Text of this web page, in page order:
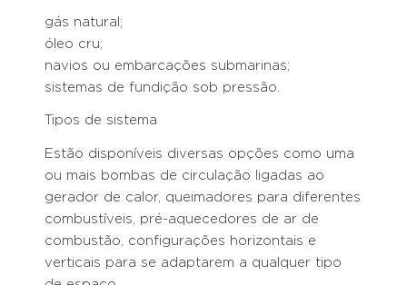
gás natural;
óleo cru;
navios ou embarcações submarinas;
sistemas de fundição sob pressão.
Tipos de sistema
Estão disponíveis diversas opções como uma
ou mais bombas de circulação ligadas ao
gerador de calor, queimadores para diferentes
combustíveis, pré-aquecedores de ar de
combustão, configurações horizontais e
verticais para se adaptarem a qualquer tipo